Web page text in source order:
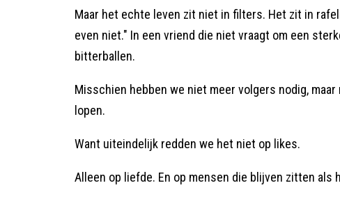
Maar het echte leven zit niet in filters. Het zit in
even niet." In een vriend die niet vraagt om een
bitterballen.
Misschien hebben we niet meer volgers nodig,
lopen.
Want uiteindelijk redden we het niet op likes.
Alleen op liefde. En op mensen die blijven zitten als